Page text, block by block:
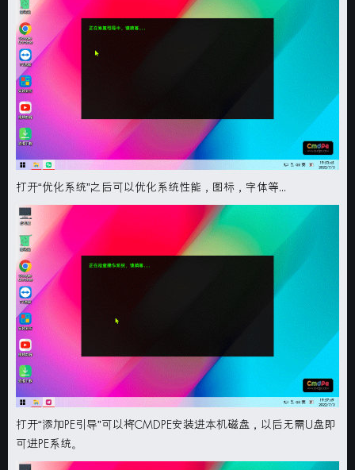
打开“优化系统”之后可以优化系统性能，图标，字体等...
打开“添加PE引导”可以将CMDPE安装进本机磁盘，以后无需U盘即
可进PE系统。